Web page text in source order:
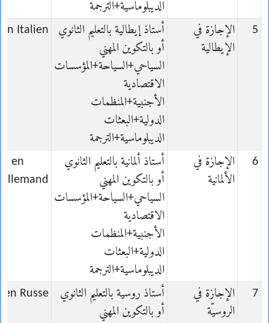
الديبلوماسية+الترجمة
5
الإجازة في
الإيطالية
أستاذ إيطالية بالتعليم الثانوي
أو بالتكوين المهني
السياحي+السياحة+المؤسسات
الاقتصادية
الأجنبية+المنظمات
الدولية+البعثات
الديبلوماسية+الترجمة
en Italien
6
الإجازة في
الألمانية
أستاذ ألمانية بالتعليم الثانوي
أو بالتكوين المهني
السياحي+السياحة+المؤسسات
الاقتصادية
الأجنبية+المنظمات
الدولية+البعثات
الديبلوماسية+الترجمة
en
Allemand
7
الإجازة في
الروسيّة
أستاذ روسية بالتعليم الثانوي
أو بالتكوين المهني
en Russe